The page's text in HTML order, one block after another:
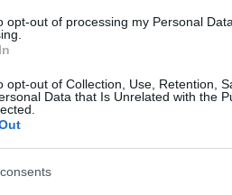
opt-out of processing my Personal
opt-out of Collection, Use, Retention,
Data that Is Unrelated with the
és workshopokon vesznek
trendekkel és
szemhéjplasztika
hasplasztika
...